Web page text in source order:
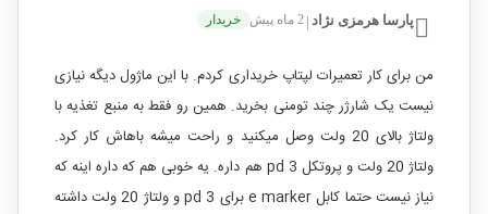
پارسا هرمزی نژاد | 2 ماه پیش خریدار
من برای کار تعمیرات لپتاپ خریداری کردم. با این ماژول دیگه نیازی
نیست یک شارژر چند تومنی بخرید. همین رو فقط به منبع تغذیه با
ولتاژ بالای 20 ولت وصل میکنید و راحت میشه باهاش کار کرد.
ولتاژ 20 ولت و پروتکل pd 3 هم داره. یه خوبی هم که داره اینه که
نیاز نیست حتما کابل e marker برای pd 3 و ولتاژ 20 ولت داشته